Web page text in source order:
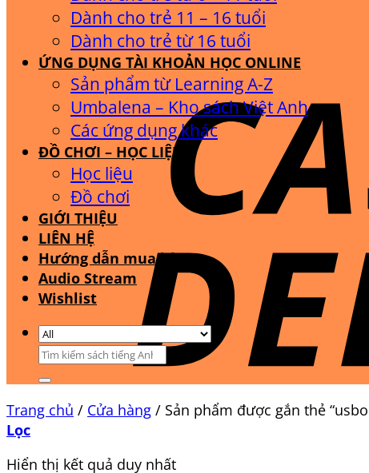
Dành cho trẻ 11 – 16 tuổi
Dành cho trẻ từ 16 tuổi
ỨNG DỤNG TÀI KHOẢN HỌC ONLINE
Sản phẩm từ Learning A-Z
Umbalena – Kho sách Việt Anh
Các ứng dụng khác
ĐỒ CHƠI – HỌC LIỆU
Học liệu
Đồ chơi
GIỚI THIỆU
LIÊN HỆ
Hướng dẫn mua hàng
Audio Stream
Wishlist
Tìm
Trang chủ / Cửa hàng / Sản phẩm được gắn thẻ
Lọc
Hiển thị kết quả duy nhất